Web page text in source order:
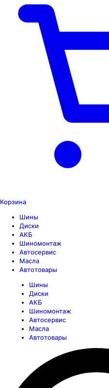
Корзина
Шины
Диски
АКБ
Шиномонтаж
Автосервис
Масла
Автотовары
Шины
Диски
АКБ
Шиномонтаж
Автосервис
Масла
Автотовары